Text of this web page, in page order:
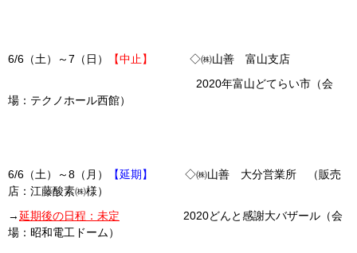
6/6（土）～7（日） 【中止】
◇㈱山善 富山支店
2020年富山どてらい市（会
場：テクノホール西館）
6/6（土）～8（月） 【延期】
◇㈱山善 大分営業所 （販売
店：江藤酸素㈱様）
→延期後の日程：未定 2020どんと感謝大バザール（会
場：昭和電工ドーム）